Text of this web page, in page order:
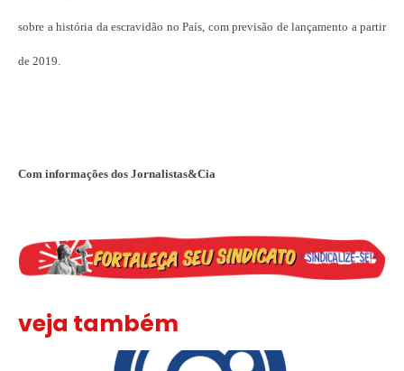
sobre a história da escravidão no País, com previsão de lançamento a partir
de 2019.
Com informações dos Jornalistas&Cia
veja também
Sindicato leva reivindicações à TV TEM, denunciada de cometer